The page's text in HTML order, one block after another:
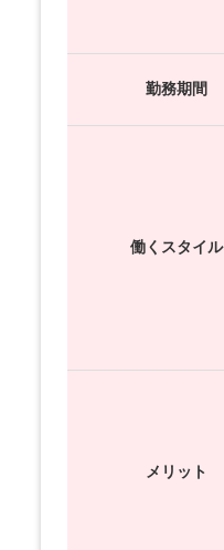
勤務期間
働くスタイル
メリット